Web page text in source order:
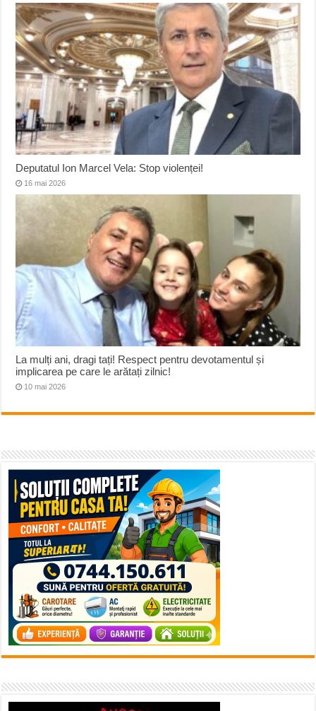
Deputatul Ion Marcel Vela: Stop violenței!
16 mai 2026
La mulți ani, dragi tați! Respect pentru devotamentul și
implicarea pe care le arătați zilnic!
10 mai 2026